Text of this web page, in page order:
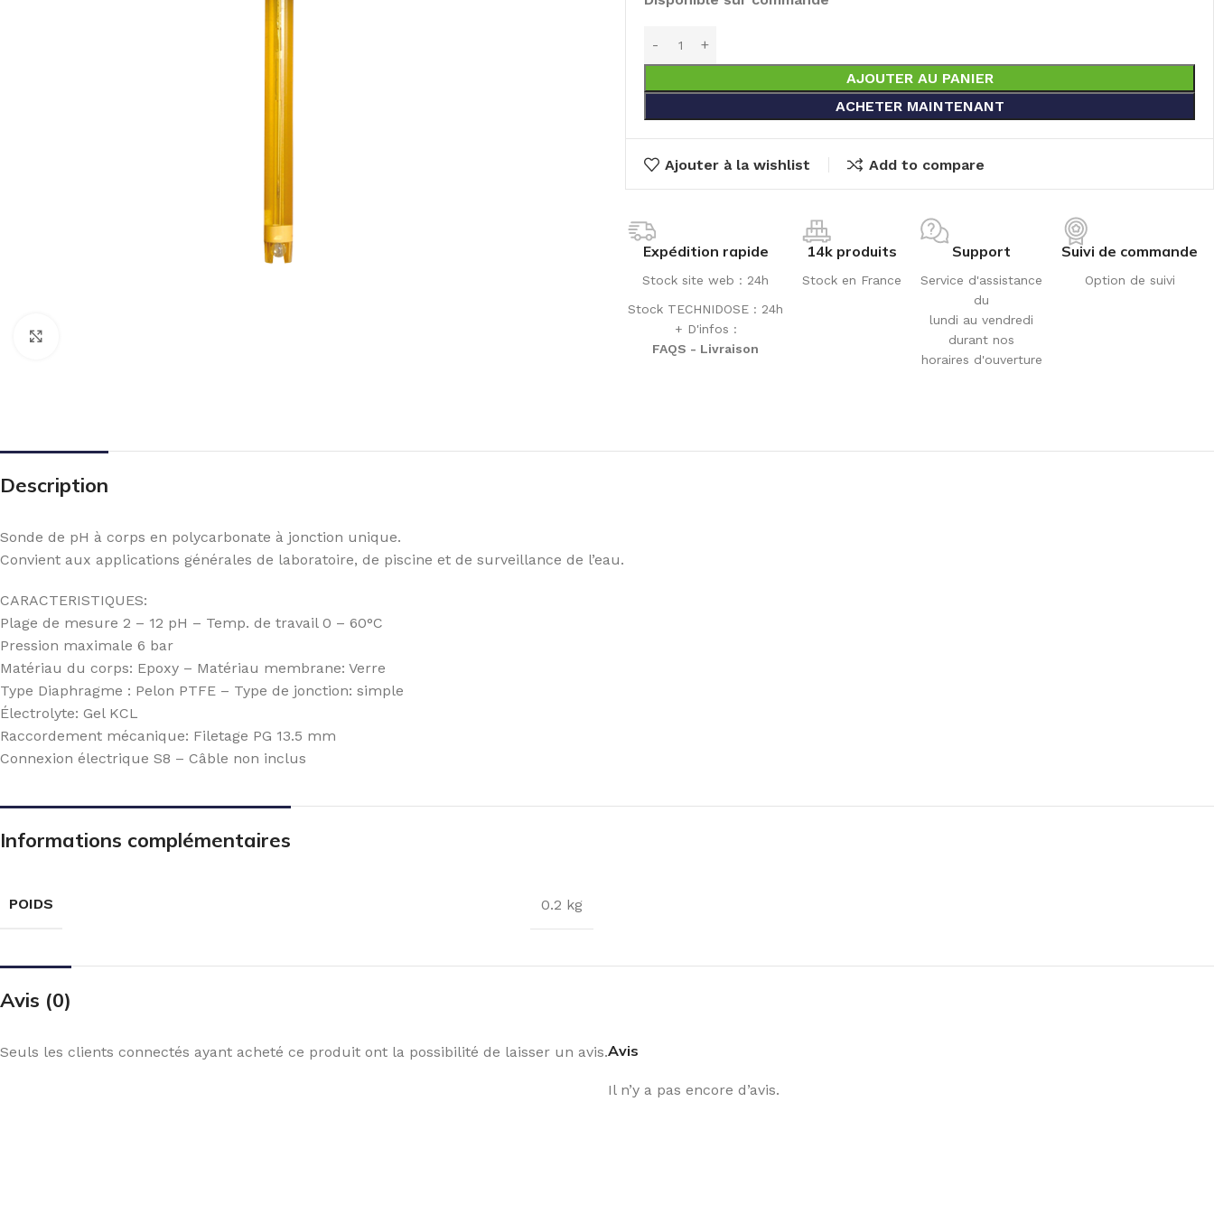
AJOUTER AU PANIER
ACHETER MAINTENANT
Ajouter à la wishlist Add to compare
Expédition rapide
Stock site web : 24h
Stock TECHNIDOSE : 24h
+ D'infos :
FAQS - Livraison
14k produits
Stock en France
Support
Service d'assistance
du
lundi au vendredi
durant nos
horaires d'ouverture
Suivi de commande
Option de suivi
Description
Sonde de pH à corps en polycarbonate à jonction unique.
Convient aux applications générales de laboratoire, de piscine et de surveillance de l’eau.
CARACTERISTIQUES:
Plage de mesure 2 – 12 pH – Temp. de travail 0 – 60°C
Pression maximale 6 bar
Matériau du corps: Epoxy – Matériau membrane: Verre
Type Diaphragme : Pelon PTFE – Type de jonction: simple
Électrolyte: Gel KCL
Raccordement mécanique: Filetage PG 13.5 mm
Connexion électrique S8 – Câble non inclus
Informations complémentaires
POIDS 0.2 kg
Avis (0)
Avis
Il n’y a pas encore d’avis.
Seuls les clients connectés ayant acheté ce produit ont la possibilité de laisser un avis.